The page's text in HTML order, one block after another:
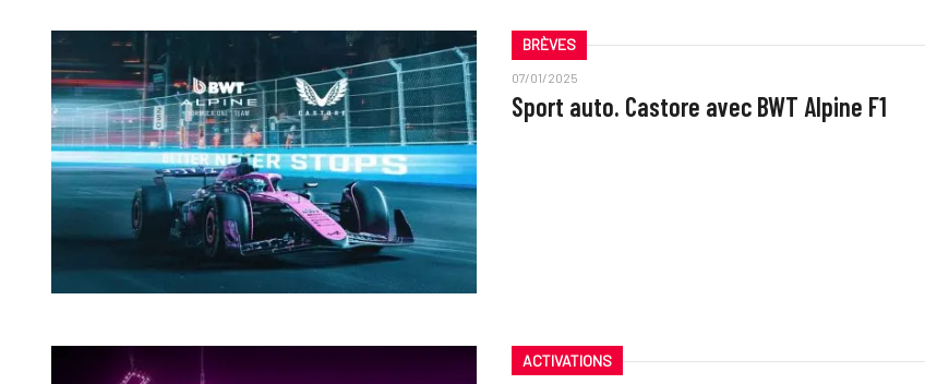
BRÈVES
07/01/2025
Sport auto. Castore avec BWT Alpine F1
ACTIVATIONS